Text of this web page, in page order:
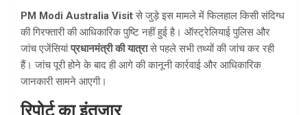
PM Modi Australia Visitसे जुड़े इस मामले में फिलहाल किसी संदिग्ध
की गिरफ्तारी की आधिकारिक पुष्टि नहीं हुई है। ऑस्ट्रेलियाई पुलिस और
जांच एजेंसियांप्रधानमंत्री की यात्रासे पहले सभी तथ्यों की जांच कर रही
हैं। जांच पूरी होने के बाद ही आगे की कानूनी कार्रवाई और आधिकारिक
जानकारी सामने आएगी।
रिपोर्ट का इंतजार